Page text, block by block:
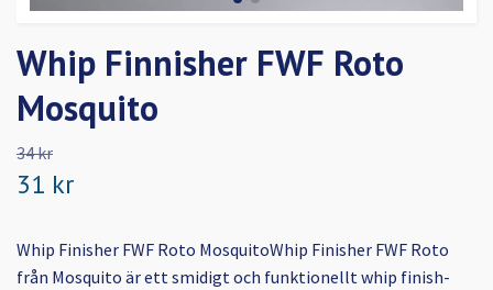
Whip Finnisher FWF Roto
Mosquito
34 kr
31 kr
Whip Finisher FWF Roto MosquitoWhip Finisher FWF Roto
från Mosquito är ett smidigt och funktionellt whip finish-